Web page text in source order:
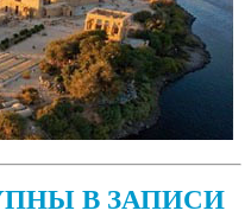
В ЗАПИСИ